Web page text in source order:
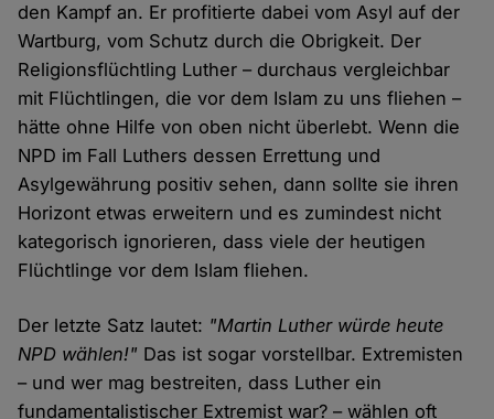
den Kampf an. Er profitierte dabei vom Asyl auf der
Wartburg, vom Schutz durch die Obrigkeit. Der
Religionsflüchtling Luther – durchaus vergleichbar
mit Flüchtlingen, die vor dem Islam zu uns fliehen –
hätte ohne Hilfe von oben nicht überlebt. Wenn die
NPD im Fall Luthers dessen Errettung und
Asylgewährung positiv sehen, dann sollte sie ihren
Horizont etwas erweitern und es zumindest nicht
kategorisch ignorieren, dass viele der heutigen
Flüchtlinge vor dem Islam fliehen.
Der letzte Satz lautet: "Martin Luther würde heute
NPD wählen!" Das ist sogar vorstellbar. Extremisten
– und wer mag bestreiten, dass Luther ein
fundamentalistischer Extremist war? – wählen oft